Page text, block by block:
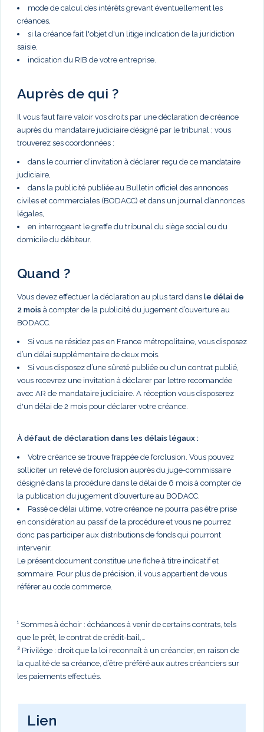
mode de calcul des intérêts grevant éventuellement les
créances,
si la créance fait l'objet d'un litige indication de la juridiction
saisie,
indication du RIB de votre entreprise.
Auprès de qui ?
Il vous faut faire valoir vos droits par une déclaration de créance
auprès du mandataire judiciaire désigné par le tribunal ; vous
trouverez ses coordonnées :
dans le courrier d’invitation à déclarer reçu de ce mandataire
judiciaire,
dans la publicité publiée au Bulletin officiel des annonces
civiles et commerciales (BODACC) et dans un journal d’annonces
légales,
en interrogeant le greffe du tribunal du siège social ou du
domicile du débiteur.
Quand ?
Vous devez effectuer la déclaration au plus tard dans le délai de
2 mois à compter de la publicité du jugement d’ouverture au
BODACC.
Si vous ne résidez pas en France métropolitaine, vous disposez
d’un délai supplémentaire de deux mois.
Si vous disposez d’une sûreté publiée ou d'un contrat publié,
vous recevrez une invitation à déclarer par lettre recomandée
avec AR de mandataire judiciaire. A réception vous disposerez
d'un délai de 2 mois pour déclarer votre créance.
À défaut de déclaration dans les délais légaux :
Votre créance se trouve frappée de forclusion. Vous pouvez
solliciter un relevé de forclusion auprès du juge-commissaire
désigné dans la procédure dans le délai de 6 mois à compter de
la publication du jugement d’ouverture au BODACC.
Passé ce délai ultime, votre créance ne pourra pas être prise
en considération au passif de la procédure et vous ne pourrez
donc pas participer aux distributions de fonds qui pourront
intervenir.
Le présent document constitue une fiche à titre indicatif et
sommaire. Pour plus de précision, il vous appartient de vous
référer au code commerce.
¹ Sommes à échoir : échéances à venir de certains contrats, tels
que le prêt, le contrat de crédit-bail,…
² Privilège : droit que la loi reconnaît à un créancier, en raison de
la qualité de sa créance, d’être préféré aux autres créanciers sur
les paiements effectués.
Lien